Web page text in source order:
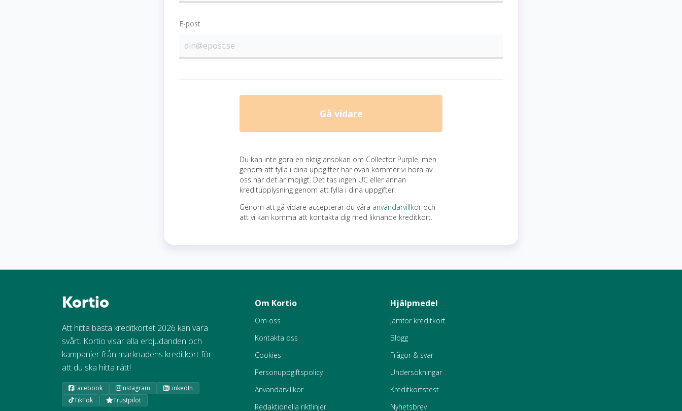
E-post
Gå vidare
Du kan inte göra en riktig ansökan om Collector Purple, men
genom att fylla i dina uppgifter här ovan kommer vi höra av
oss när det är möjligt. Det tas ingen UC eller annan
kreditupplysning genom att fylla i dina uppgifter.
Genom att gå vidare accepterar du våra användarvillkoroch
att vi kan komma att kontakta dig med liknande kreditkort.
Kortio
Att hitta bästa kreditkortet 2026 kan vara
svårt. Kortio visar alla erbjudanden och
kampanjer från marknadens kreditkort för
att du ska hitta rätt!
Facebook Instagram
LinkedIn
TikTok
Trustpilot
Om Kortio
Om oss
Kontakta oss
Cookies
Personuppgiftspolicy
Användarvillkor
Redaktionella riktlinjer
Hjälpmedel
Jämför kreditkort
Blogg
Frågor & svar
Undersökningar
Kreditkortstest
Nyhetsbrev